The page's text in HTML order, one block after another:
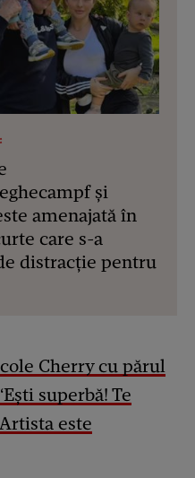
și
amenajată în
care s-a
distracție pentru
Cherry cu părul
superbă! Te
este